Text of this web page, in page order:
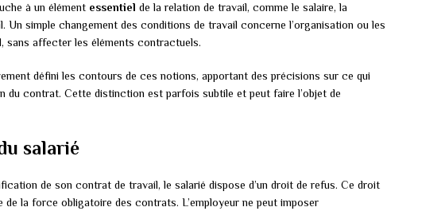
à un élément essentiel de la relation de travail, comme le salaire, la
Un simple changement des conditions de travail concerne l’organisation ou les
sans affecter les éléments contractuels.
défini les contours de ces notions, apportant des précisions sur ce qui
du contrat. Cette distinction est parfois subtile et peut faire l’objet de
salarié
de son contrat de travail, le salarié dispose d’un droit de refus. Ce droit
de la force obligatoire des contrats. L’employeur ne peut imposer